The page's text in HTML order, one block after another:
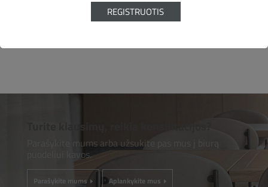
Turite klausimų, reikia konsultacijos?
Parašykite mums arba užsukite pas mus į biurą
puodeliui kavos.
Parašykite mums Aplankykite mus
REGISTRUOTIS